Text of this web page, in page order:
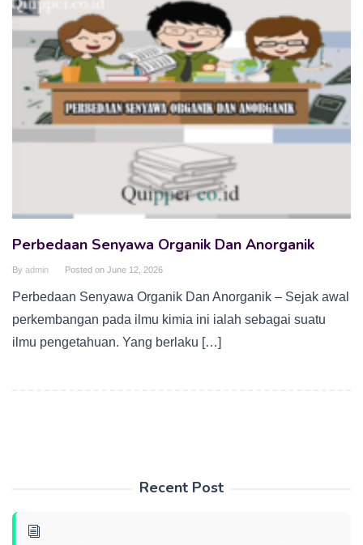
Perbedaan Senyawa Organik Dan Anorganik
By admin Posted on June 12, 2026
Perbedaan Senyawa Organik Dan Anorganik – Sejak awal
perkembangan pada ilmu kimia ini ialah sebagai suatu
ilmu pengetahuan. Yang berlaku […]
Recent Post